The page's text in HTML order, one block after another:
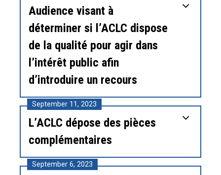
Audience visant à
déterminer si l’ACLC dispose
de la qualité pour agir dans
l’intérêt public afin
d’introduire un recours
September 11, 2023
L’ACLC dépose des pièces
complémentaires
September 6, 2023